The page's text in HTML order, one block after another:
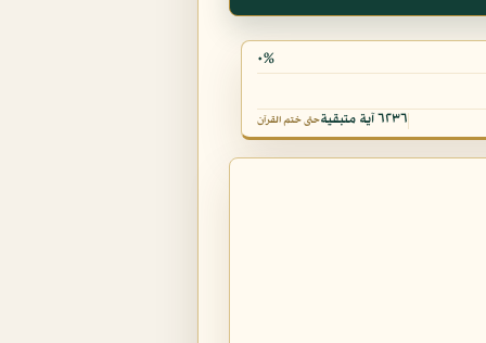
٠%
٦٢٣٦ آية متبقية حتى ختم القرآن